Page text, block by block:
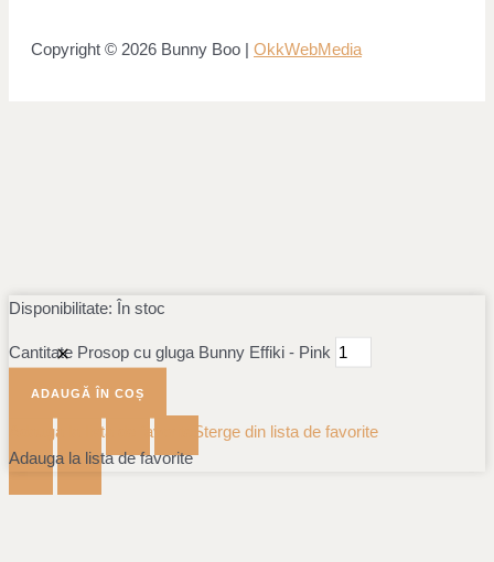
Copyright © 2026 Bunny Boo | OkkWebMedia
Disponibilitate: În stoc
Cantitate Prosop cu gluga Bunny Effiki - Pink
ADAUGĂ ÎN COȘ
Adauga la lista de favorite
Sterge din lista de favorite
Adauga la lista de favorite